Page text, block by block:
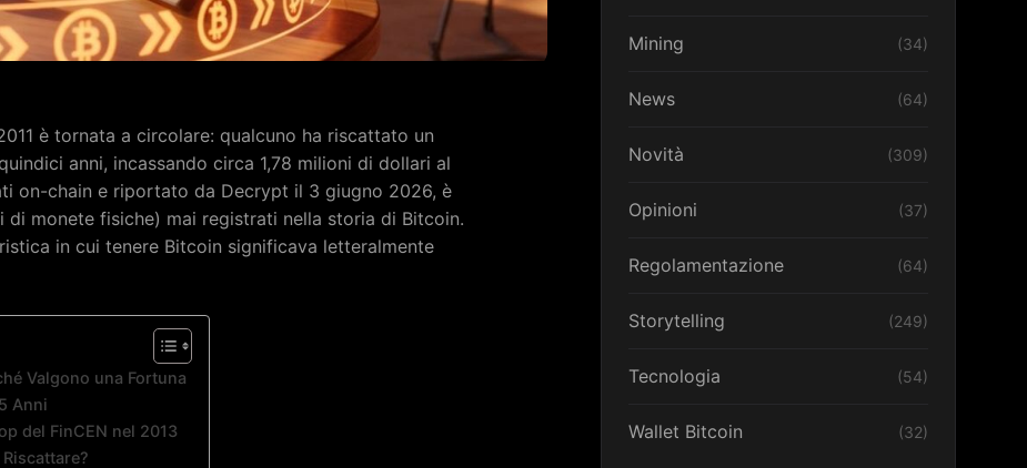
è tornata a circolare: qualcuno ha riscattato un
anni, incassando circa 1,78 milioni di dollari al
on-chain e riportato da Decrypt il 3 giugno 2026, è
di monete fisiche) mai registrati nella storia di Bitcoin.
in cui tenere Bitcoin significava letteralmente
Valgono una Fortuna
Anni
del FinCEN nel 2013
Mining (34)
News (64)
Novità (309)
Opinioni (37)
Regolamentazione (64)
Storytelling (249)
Tecnologia (54)
Wallet Bitcoin (32)